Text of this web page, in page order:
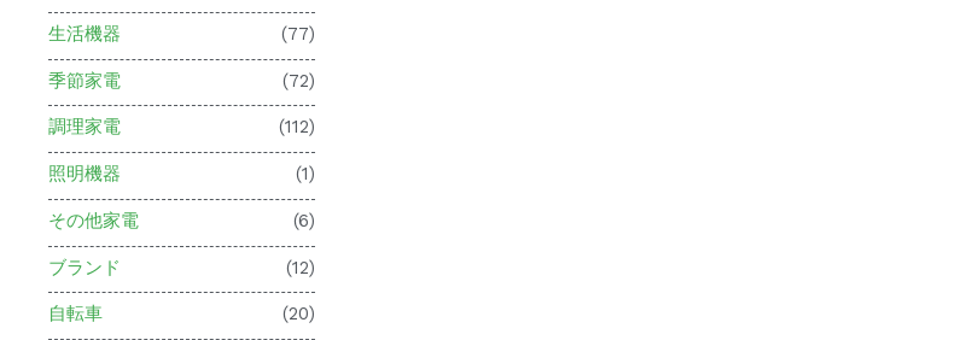
生活機器 (77)
季節家電 (72)
調理家電 (112)
照明機器 (1)
その他家電 (6)
ブランド (12)
自転車 (20)